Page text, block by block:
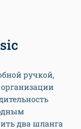
ручкой,
два шланга